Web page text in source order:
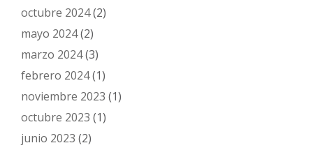
octubre 2024(2)
mayo 2024(2)
marzo 2024(3)
febrero 2024(1)
noviembre 2023 (1)
octubre 2023 (1)
junio 2023 (2)